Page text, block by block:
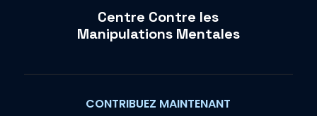
Centre Contre les
Manipulations Mentales
CONTRIBUEZ MAINTENANT